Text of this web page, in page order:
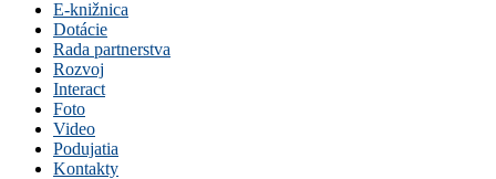
E-knižnica
Dotácie
Rada partnerstva
Rozvoj
Interact
Foto
Video
Podujatia
Kontakty